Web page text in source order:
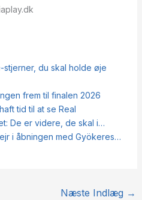
stjerner, du skal holde øje
frem til finalen 2026
tid til at se Real
De er videre, de skal i…
i åbningen med Gyökeres…
Næste Indlæg →